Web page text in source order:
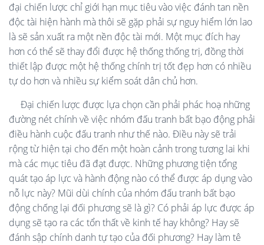
đại chiến lược chỉ giới hạn mục tiêu vào việc đánh tan nền
độc tài hiện hành mà thôi sẽ gặp phải sự nguy hiểm lớn lao
là sẽ sản xuất ra một nền độc tài mới. Một mục đích hay
hơn có thể sẽ thay đổi được hệ thống thống trị, đồng thời
thiết lập được một hệ thống chính trị tốt đẹp hơn có nhiều
tự do hơn và nhiều sự kiểm soát dân chủ hơn.
Đại chiến lược được lựa chọn cần phải phác hoạ những
đường nét chính về việc nhóm đấu tranh bất bạo động phải
điều hành cuộc đấu tranh như thế nào. Điều này sẽ trải
rộng từ hiện tại cho đến một hoàn cảnh trong tương lai khi
mà các mục tiêu đã đạt được. Những phương tiện tổng
quát tạo áp lực và hành động nào có thể được áp dụng vào
nỗ lực này? Mũi dùi chính của nhóm đấu tranh bất bạo
động chống lại đối phương sẽ là gì? Có phải áp lực được áp
dụng sẽ tạo ra các tổn thất về kinh tế hay không? Hay sẽ
đánh sập chính danh tự tạo của đối phương? Hay làm tê